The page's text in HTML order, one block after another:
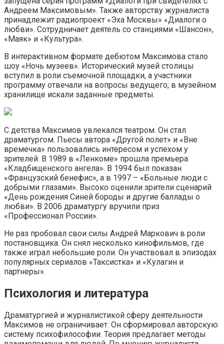
Андреем Максимовым». Также авторству журналиста
принадлежит радиопроект «Эха Москвы» «Диалоги о
любви». Сотрудничает деятель со станциями «Шансон»,
«Маяк» и «Культура».
В интерактивном формате дебютом Максимова стало
шоу «Ночь музеев». Исторический музей столицы
вступил в роли съемочной площадки, а участники
программу отвечали на вопросы ведущего, в музейном
хранилище искали заданные предметы.
С детства Максимов увлекался театром. Он стал
драматургом. Пьесы автора «Другой полет» и «Вне
времечка» пользовались интересом и успехом у
зрителей. В 1989 в «Ленкоме» прошла премьера
«Кладбищенского ангела». В 1994 был показан
«Французский бенефис», а в 1997 – «Больные люди с
добрыми глазами». Высоко оценили зрители сценарий
«День рождения Синей бороды и другие баллады о
любви». В 2006 драматургу вручили приз
«Профессионал России».
Не раз пробовал свои силы Андрей Маркович в роли
постановщика. Он снял несколько кинофильмов, где
также играл небольшие роли. Он участвовал в эпизодах
популярных сериалов «Таксистка» и «Кулагин и
партнеры».
Психология и литература
Драматургией и журналистикой сферу деятельности
Максимов не ограничивает. Он сформировал авторскую
систему психофилософии. Теория предлагает методы